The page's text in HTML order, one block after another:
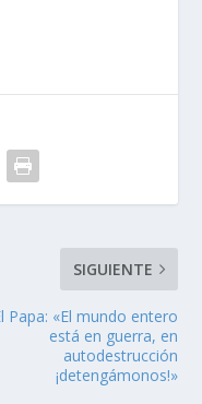
SIGUIENTE
Papa: «El mundo entero
está en guerra, en
autodestrucción
¡detengámonos!»